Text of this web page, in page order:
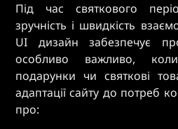
Під час святкового
зручність і швидкість
UI дизайн забезпечує
особливо важливо,
подарунки чи святкові
адаптації сайту до потреб
про: